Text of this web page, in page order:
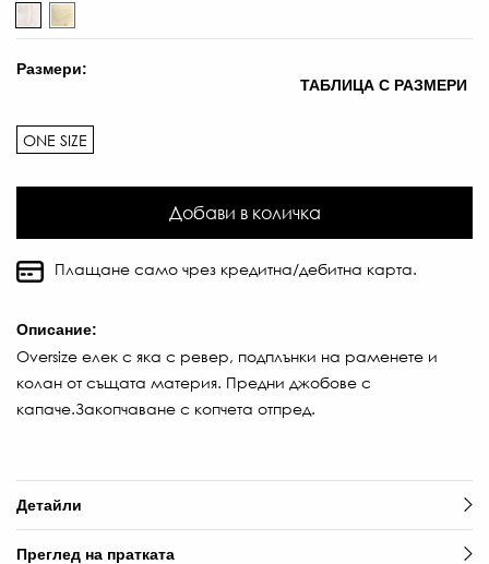
Размери:
ТАБЛИЦА С РАЗМЕРИ
ONE SIZE
Добави в количка
Плащане само чрез кредитна/дебитна карта.
Описание:
Oversize елек с яка с ревер, подплънки на раменете и
колан от същата материя. Предни джобове с
капаче.Закопчаване с копчета отпред.
Детайли
Преглед на пратката